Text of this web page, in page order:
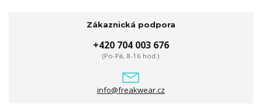
Zákaznická podpora
+420 704 003 676
(Po-Pá, 8-16 hod.)
info@freakwear.cz